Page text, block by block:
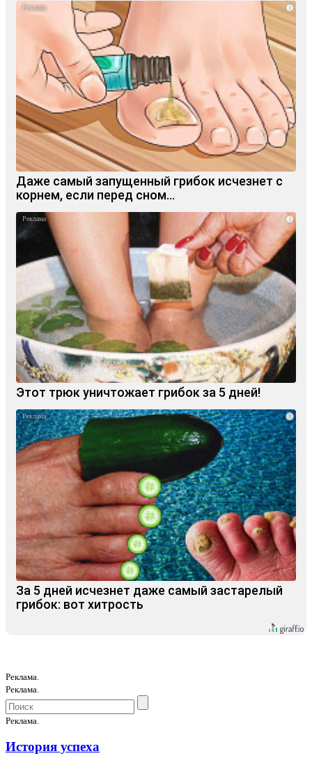
i
Даже самый запущенный грибок исчезнет с
корнем, если перед сном…
i
Этот трюк уничтожает грибок за 5 дней!
i
За 5 дней исчезнет даже самый застарелый
грибок: вот хитрость
Реклама.
Реклама.
Реклама.
История успеха